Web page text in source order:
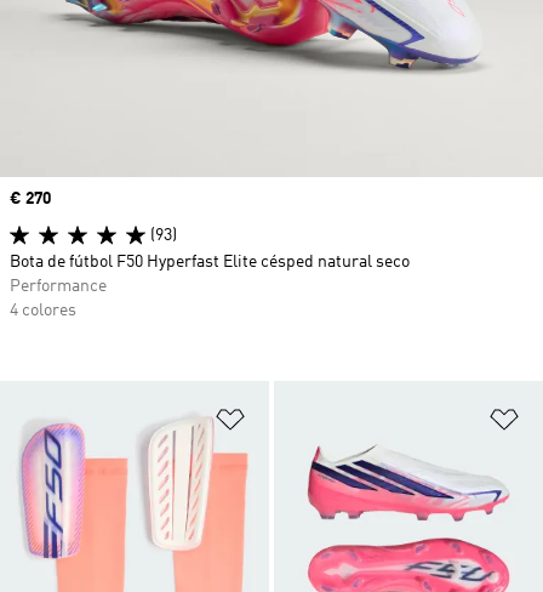
Precio
€ 270
(93)
Bota de fútbol F50 Hyperfast Elite césped natural seco
Performance
4 colores